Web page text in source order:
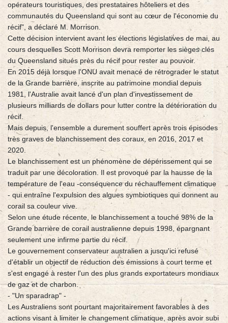
opérateurs touristiques, des prestataires hôteliers et des
communautés du Queensland qui sont au cœur de l'économie du
récif", a déclaré M. Morrison.
Cette décision intervient avant les élections législatives de mai, au
cours desquelles Scott Morrison devra remporter les sièges clés
du Queensland situés près du récif pour rester au pouvoir.
En 2015 déjà lorsque l'ONU avait menacé de rétrograder le statut
de la Grande barrière, inscrite au patrimoine mondial depuis
1981, l'Australie avait lancé d'un plan d'investissement de
plusieurs milliards de dollars pour lutter contre la détérioration du
récif.
Mais depuis, l'ensemble a durement souffert après trois épisodes
très graves de blanchissement des coraux, en 2016, 2017 et
2020.
Le blanchissement est un phénomène de dépérissement qui se
traduit par une décoloration. Il est provoqué par la hausse de la
température de l'eau -conséquence du réchauffement climatique
- qui entraîne l'expulsion des algues symbiotiques qui donnent au
corail sa couleur vive.
Selon une étude récente, le blanchissement a touché 98% de la
Grande barrière de corail australienne depuis 1998, épargnant
seulement une infirme partie du récif.
Le gouvernement conservateur australien a jusqu'ici refusé
d'établir un objectif de réduction des émissions à court terme et
s'est engagé à rester l'un des plus grands exportateurs mondiaux
de gaz et de charbon.
- "Un sparadrap" -
Les Australiens sont pourtant majoritairement favorables à des
actions visant à limiter le changement climatique, après avoir subi